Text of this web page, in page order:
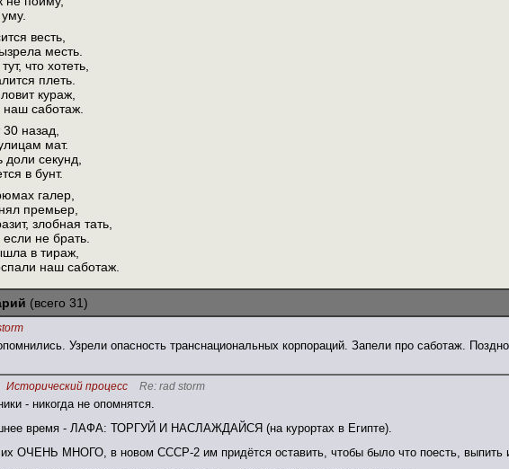
весть,
месть.
что хотеть,
плеть.
кураж,
наш саботаж.
назад,
мат.
секунд,
в бунт.
галер,
премьер,
злобная тать,
не брать.
в тираж,
наш саботаж.
(всего 31)
Узрели опасность транснациональных корпораций. Запели про саботаж.
Исторический процесс Re: rad storm
- никогда не опомнятся.
время - ЛАФА: ТОРГУЙ И НАСЛАЖДАЙСЯ (на курортах в Египте).
ОЧЕНЬ МНОГО, в новом СССР-2 им придётся оставить, чтобы было что поесть, выпить